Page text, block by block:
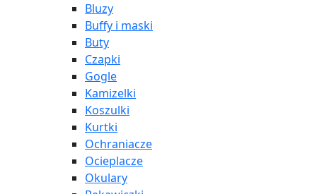
Bluzy
Buffy i maski
Buty
Czapki
Gogle
Kamizelki
Koszulki
Kurtki
Ochraniacze
Ocieplacze
Okulary